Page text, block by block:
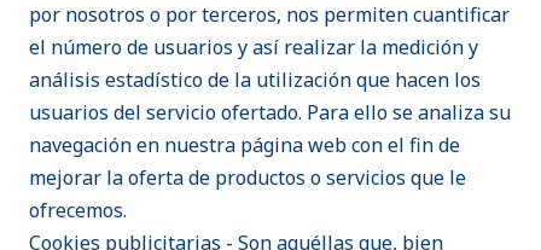
por nosotros o por terceros, nos permiten cuantificar
el número de usuarios y así realizar la medición y
análisis estadístico de la utilización que hacen los
usuarios del servicio ofertado. Para ello se analiza su
navegación en nuestra página web con el fin de
mejorar la oferta de productos o servicios que le
ofrecemos.
Cookies publicitarias - Son aquéllas que, bien